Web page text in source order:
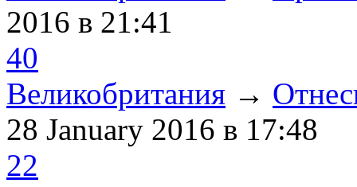
2016 в 21:41
40
Великобритания →
28 January 2016 в 17:48
22